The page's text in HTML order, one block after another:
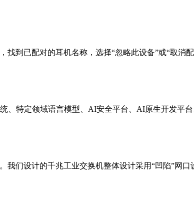
到已配对的耳机名称，选择“忽略此设备”或“取消
、特定领域语言模型、AI安全平台、AI原生开发平
们设计的千兆工业交换机整体设计采用“凹陷”网